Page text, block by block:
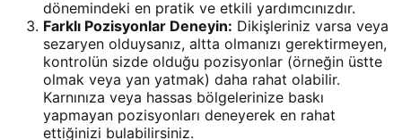
dönemindeki en pratik ve etkili yardımcınızdır.
Farklı Pozisyonlar Deneyin: Dikişleriniz varsa veya
sezaryen olduysanız, altta olmanızı gerektirmeyen,
kontrolün sizde olduğu pozisyonlar (örneğin üstte
olmak veya yan yatmak) daha rahat olabilir.
Karnınıza veya hassas bölgelerinize baskı
yapmayan pozisyonları deneyerek en rahat
ettiğinizi bulabilirsiniz.